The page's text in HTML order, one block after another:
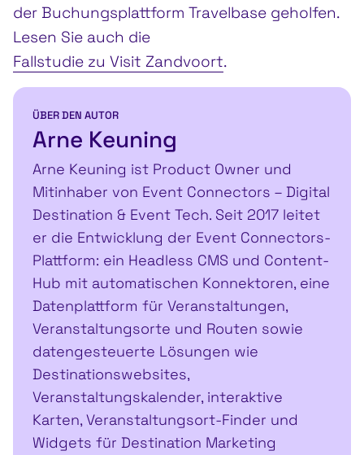
der Buchungsplattform Travelbase geholfen.
Lesen Sie auch die
Fallstudie zu Visit Zandvoort.
ÜBER DEN AUTOR
Arne Keuning
Arne Keuning ist Product Owner und
Mitinhaber von Event Connectors – Digital
Destination & Event Tech. Seit 2017 leitet
er die Entwicklung der Event Connectors-
Plattform: ein Headless CMS und Content-
Hub mit automatischen Konnektoren, eine
Datenplattform für Veranstaltungen,
Veranstaltungsorte und Routen sowie
datengesteuerte Lösungen wie
Destinationswebsites,
Veranstaltungskalender, interaktive
Karten, Veranstaltungsort-Finder und
Widgets für Destination Marketing